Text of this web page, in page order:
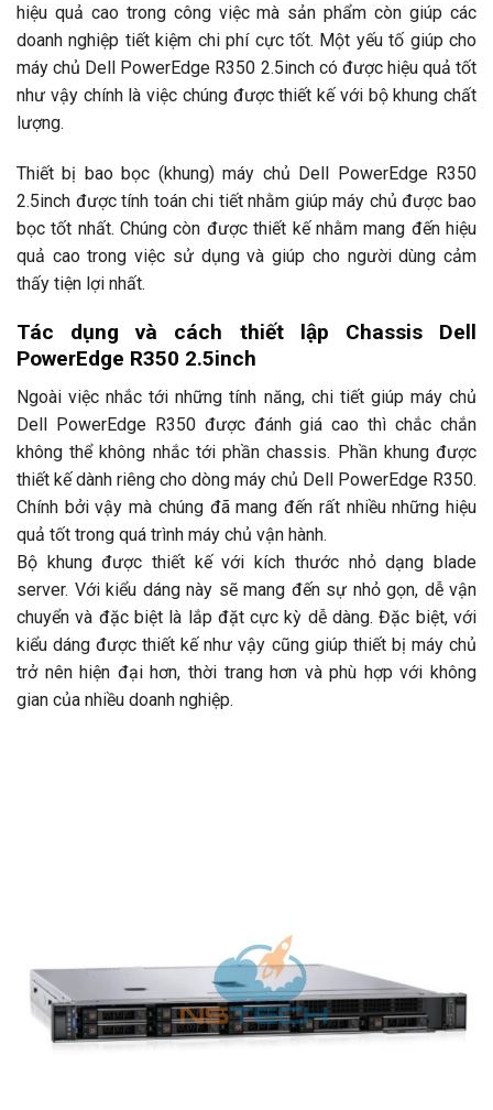
hiệu quả cao trong công việc mà sản phẩm còn giúp các
doanh nghiệp tiết kiệm chi phí cực tốt. Một yếu tố giúp cho
máy chủ Dell PowerEdge R350 2.5inch có được hiệu quả tốt
như vậy chính là việc chúng được thiết kế với bộ khung chất
lượng.
Thiết bị bao bọc (khung) máy chủ Dell PowerEdge R350
2.5inch được tính toán chi tiết nhằm giúp máy chủ được bao
bọc tốt nhất. Chúng còn được thiết kế nhằm mang đến hiệu
quả cao trong việc sử dụng và giúp cho người dùng cảm
thấy tiện lợi nhất.
Tác dụng và cách thiết lập Chassis Dell
PowerEdge R350 2.5inch
Ngoài việc nhắc tới những tính năng, chi tiết giúp máy chủ
Dell PowerEdge R350 được đánh giá cao thì chắc chắn
không thể không nhắc tới phần chassis. Phần khung được
thiết kế dành riêng cho dòng máy chủ Dell PowerEdge R350.
Chính bởi vậy mà chúng đã mang đến rất nhiều những hiệu
quả tốt trong quá trình máy chủ vận hành.
Bộ khung được thiết kế với kích thước nhỏ dạng blade
server. Với kiểu dáng này sẽ mang đến sự nhỏ gọn, dễ vận
chuyển và đặc biệt là lắp đặt cực kỳ dễ dàng. Đặc biệt, với
kiểu dáng được thiết kế như vậy cũng giúp thiết bị máy chủ
trở nên hiện đại hơn, thời trang hơn và phù hợp với không
gian của nhiều doanh nghiệp.